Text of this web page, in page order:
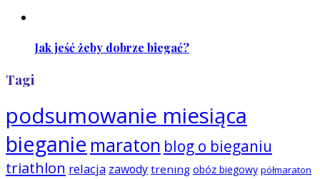
Jak jeść żeby dobrze biegać?
Tagi
podsumowanie miesiąca
bieganie maraton blog o bieganiu
triathlon relacja zawody trening obóz biegowy półmaraton